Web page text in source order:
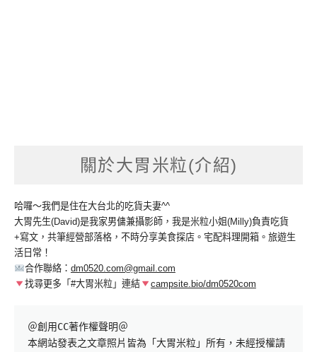
關於大胃米粒(介紹)
哈囉～我們是住在大台北的吃貨夫妻^^
大胃先生(David)是我家男傭兼攝影師，我是米粒小姐(Milly)負責吃貨
+寫文，共筆經營部落格，不時分享美食探店。宅配料理開箱。旅遊生
活日常！
合作聯絡： dm0520.com@gmail.com
找尋更多「#大胃米粒」連結
campsite.bio/dm0520com
＠創用CC著作權聲明＠
本網站發表之文章照片皆為「大胃米粒」所有，未經授權請